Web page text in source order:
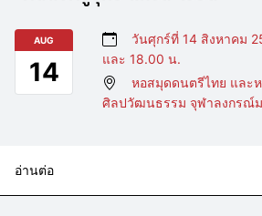
AUG
14
วันศุกร์ที่ 14 สิงหาคม
และ 18.00 น.
หอสมุดดนตรีไทย และ
ศิลปวัฒนธรรม จุฬาลงกรณ์
อ่านต่อ